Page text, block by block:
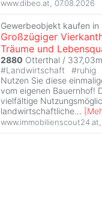
www.dibeo.at 07.08.2026
Gewerbeobjekt kaufen in
Großzügiger
Träume und
2880 Otterthal /
#Landwirtschaft #ruhig
Nutzen Sie diese
vom eigenen Bauernhof!
vielfältige
landwirtschaftliche... [
www.immobilienscout24.at,